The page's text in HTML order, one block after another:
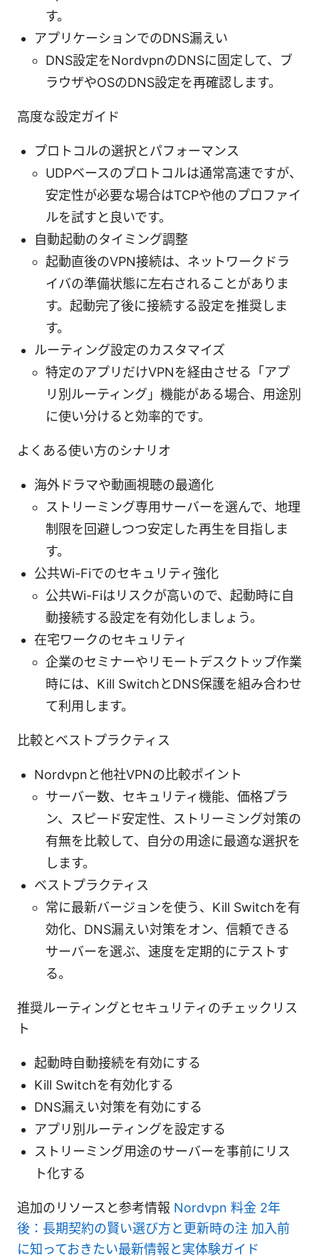
す。
アプリケーションでのDNS漏えい
DNS設定をNordvpnのDNSに固定して、ブ
ラウザやOSのDNS設定を再確認します。
高度な設定ガイド
プロトコルの選択とパフォーマンス
UDPベースのプロトコルは通常高速ですが、
安定性が必要な場合はTCPや他のプロファイ
ルを試すと良いです。
自動起動のタイミング調整
起動直後のVPN接続は、ネットワークドラ
イバの準備状態に左右されることがありま
す。起動完了後に接続する設定を推奨しま
す。
ルーティング設定のカスタマイズ
特定のアプリだけVPNを経由させる「アプ
リ別ルーティング」機能がある場合、用途別
に使い分けると効率的です。
よくある使い方のシナリオ
海外ドラマや動画視聴の最適化
ストリーミング専用サーバーを選んで、地理
制限を回避しつつ安定した再生を目指しま
す。
公共Wi-Fiでのセキュリティ強化
公共Wi-Fiはリスクが高いので、起動時に自
動接続する設定を有効化しましょう。
在宅ワークのセキュリティ
企業のセミナーやリモートデスクトップ作業
時には、Kill SwitchとDNS保護を組み合わせ
て利用します。
比較とベストプラクティス
Nordvpnと他社VPNの比較ポイント
サーバー数、セキュリティ機能、価格プラ
ン、スピード安定性、ストリーミング対策の
有無を比較して、自分の用途に最適な選択を
します。
ベストプラクティス
常に最新バージョンを使う、Kill Switchを有
効化、DNS漏えい対策をオン、信頼できる
サーバーを選ぶ、速度を定期的にテストす
る。
推奨ルーティングとセキュリティのチェックリス
ト
起動時自動接続を有効にする
Kill Switchを有効化する
DNS漏えい対策を有効にする
アプリ別ルーティングを設定する
ストリーミング用途のサーバーを事前にリス
ト化する
追加のリソースと参考情報 Nordvpn 料金 2年
後：長期契約の賢い選び方と更新時の注 加入前
に知っておきたい最新情報と実体験ガイド